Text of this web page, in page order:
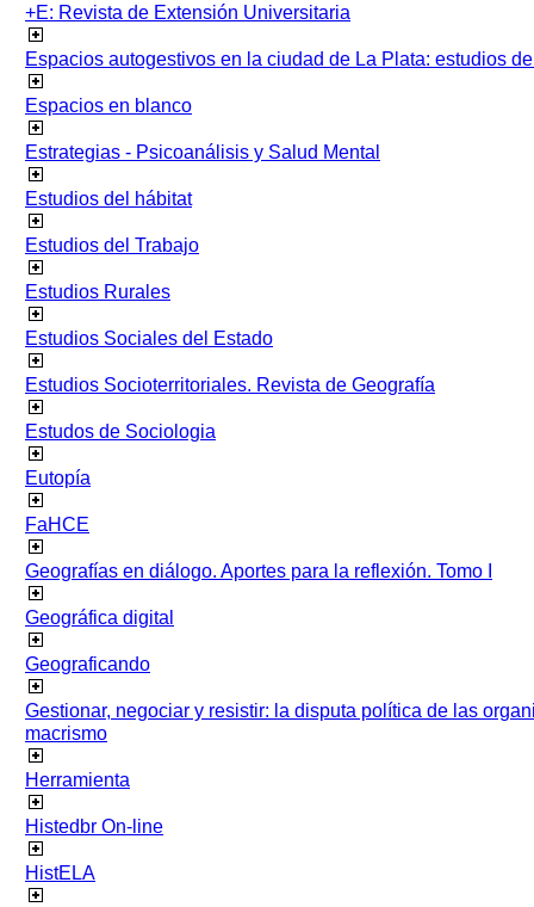
+E: Revista de Extensión Universitaria
Espacios autogestivos en la ciudad de La Plata: estudios
Espacios en blanco
Estrategias - Psicoanálisis y Salud Mental
Estudios del hábitat
Estudios del Trabajo
Estudios Rurales
Estudios Sociales del Estado
Estudios Socioterritoriales. Revista de Geografía
Estudos de Sociologia
Eutopía
FaHCE
Geografías en diálogo. Aportes para la reflexión. Tomo I
Geográfica digital
Geograficando
Gestionar, negociar y resistir: la disputa política de las
macrismo
Herramienta
Histedbr On-line
HistELA